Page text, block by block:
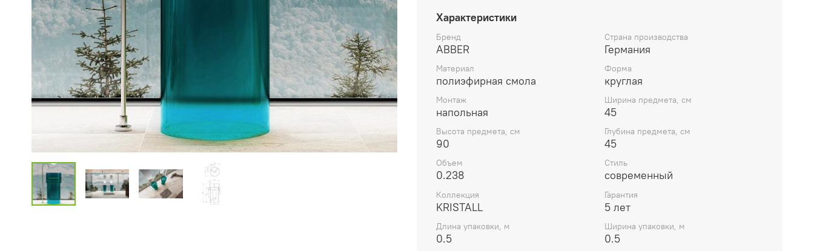
Характеристики
Бренд
ABBER
Страна производства
Германия
Материал
полиэфирная смола
Форма
круглая
Монтаж
напольная
Ширина предмета, см
45
Высота предмета, см
90
Глубина предмета, см
45
Объем
0.238
Стиль
современный
Коллекция
KRISTALL
Гарантия
5 лет
Длина упаковки, м
0.5
Ширина упаковки, м
0.5